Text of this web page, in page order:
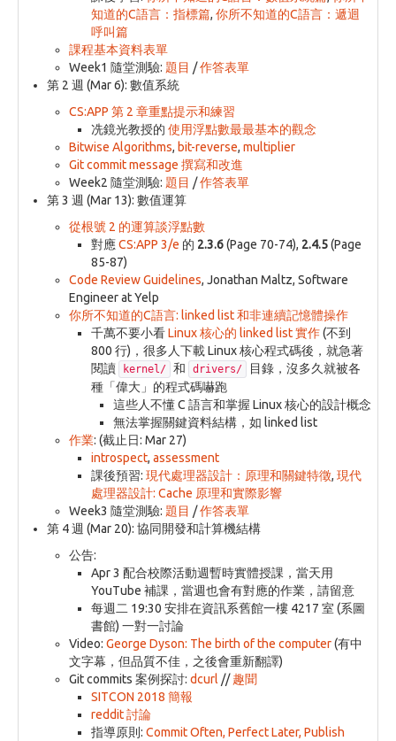
知道的C語言：指標篇, 你所不知道的C語言：遞迴
呼叫篇
課程基本資料表單
Week1 隨堂測驗: 題目 /作答表單
第 2 週 (Mar 6): 數值系統
CS:APP 第 2 章重點提示和練習
冼鏡光教授的 使用浮點數最最基本的觀念
Bitwise Algorithms, bit-reverse, multiplier
Git commit message 撰寫和改進
Week2 隨堂測驗: 題目 /作答表單
第 3 週 (Mar 13): 數值運算
從根號 2 的運算談浮點數
對應CS:APP 3/e 的 2.3.6(Page 70-74), 2.4.5(Page
85-87)
Code Review Guidelines, Jonathan Maltz, Software
Engineer at Yelp
你所不知道的C語言: linked list 和非連續記憶體操作
千萬不要小看Linux 核心的 linked list 實作(不到
800 行)，很多人下載 Linux 核心程式碼後，就急著
閱讀
kernel/ 和 drivers/
目錄，沒多久就被各
種「偉大」的程式碼嚇跑
這些人不懂 C 語言和掌握 Linux 核心的設計概念
無法掌握關鍵資料結構，如 linked list
作業: (截止日: Mar 27)
introspect, assessment
課後預習: 現代處理器設計：原理和關鍵特徵, 現代
處理器設計: Cache 原理和實際影響
Week3 隨堂測驗: 題目 /作答表單
第 4 週 (Mar 20): 協同開發和計算機結構
公告:
Apr 3 配合校際活動週暫時實體授課，當天用
YouTube 補課，當週也會有對應的作業，請留意
每週二 19:30 安排在資訊系舊館一樓 4217 室 (系圖
書館) 一對一討論
Video: George Dyson: The birth of the computer(有中
文字幕，但品質不佳，之後會重新翻譯)
Git commits 案例探討: dcurl //趣聞
SITCON 2018 簡報
reddit 討論
指導原則: Commit Often, Perfect Later, Publish